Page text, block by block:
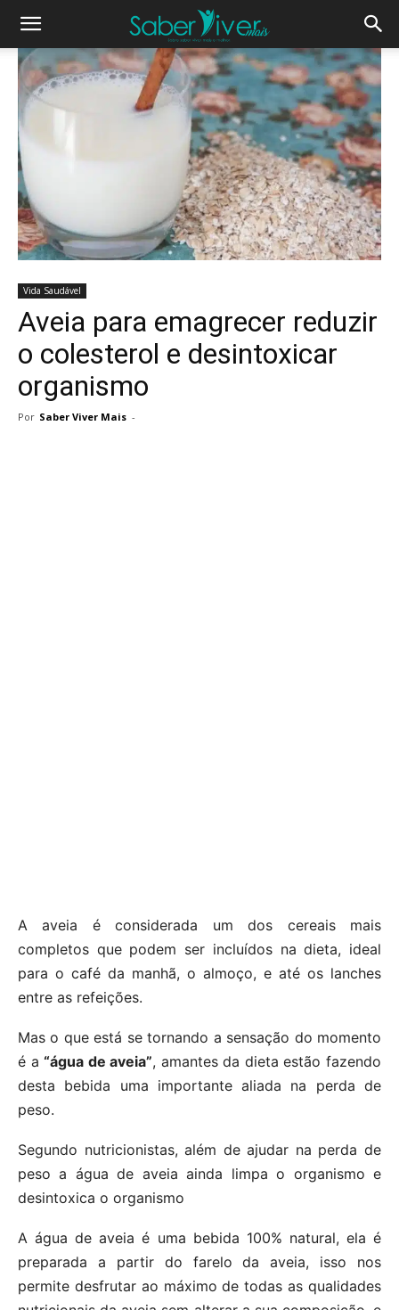
Vida Saudável
Aveia para emagrecer reduzir
o colesterol e desintoxicar
organismo
Por Saber Viver Mais -
A aveia é considerada um dos cereais mais
completos que podem ser incluídos na dieta, ideal
para o café da manhã, o almoço, e até os lanches
entre as refeições.
Mas o que está se tornando a sensação do momento
é a“água de aveia”, amantes da dieta estão fazendo
desta bebida uma importante aliada na perda de
peso.
Segundo nutricionistas, além de ajudar na perda de
peso a água de aveia ainda limpa o organismo e
desintoxica o organismo
A água de aveia é uma bebida 100% natural, ela é
preparada a partir do farelo da aveia, isso nos
permite desfrutar ao máximo de todas as qualidades